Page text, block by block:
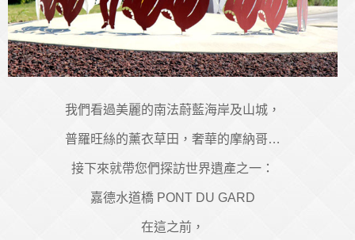
我們看過美麗的南法蔚藍海岸及山城，
普羅旺絲的薰衣草田，奢華的摩納哥…
接下來就帶您們探訪世界遺產之一：
嘉德水道橋 PONT DU GARD
在這之前，